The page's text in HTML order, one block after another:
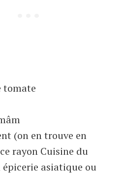
tomate
(on en trouve en
rayon Cuisine du
épicerie asiatique ou